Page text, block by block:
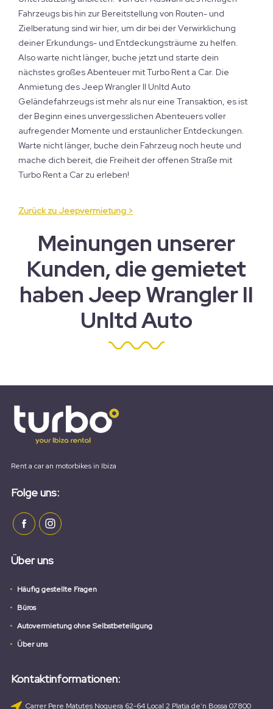
Fahrzeugs bis hin zur Bereitstellung von Routen- und
Zielberatung sind wir hier, um dir bei der Verwirklichung
deiner Erkundungs- und Entdeckungsträume zu helfen.
Also warte nicht länger, buche jetzt und starte dein
nächstes großes Abenteuer mit Turbo Rent a Car. Die
Anmietung des Jeep Wrangler II Unltd Auto
Geländefahrzeugs ist mehr als nur eine Transaktion, es ist
der Beginn eines unvergesslichen Abenteuers voller
aufregender Momente und erstaunlicher Entdeckungen.
Warte nicht länger, buche dein Fahrzeug noch heute und
mache dich bereit, die Freiheit der offenen Straße mit
Turbo Rent a Car zu erleben!
Zurück zu Jeepvermietung >
Meinungen unserer
Kunden, die gemietet
haben Jeep Wrangler II
Unltd Auto
Rent a car an motorbikes in Ibiza
Folge uns:
Über uns
Häufig gestellte Fragen
Büros
Autovermietung ohne Selbstbeteiligung
Über uns
Kontaktinformationen:
Carrer Pere Matutes Noguera 62-64 Local 2 Platja de'n Bossa 07800